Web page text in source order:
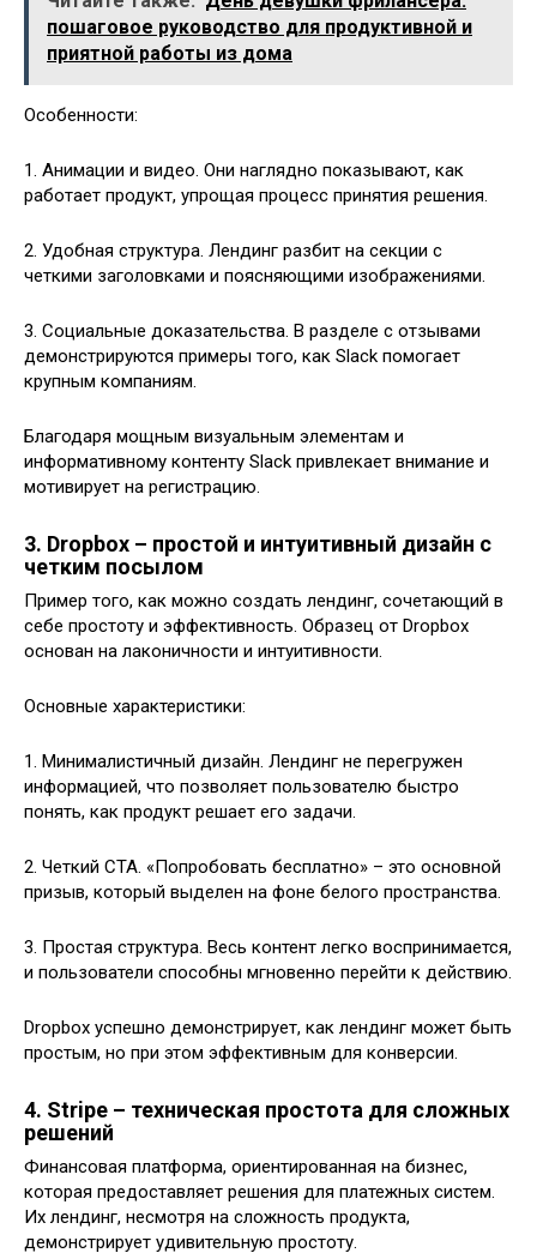
пошаговое руководство для продуктивной и
приятной работы из дома
Особенности:
1. Анимации и видео. Они наглядно показывают, как
работает продукт, упрощая процесс принятия решения.
2. Удобная структура. Лендинг разбит на секции с
четкими заголовками и поясняющими изображениями.
3. Социальные доказательства. В разделе с отзывами
демонстрируются примеры того, как Slack помогает
крупным компаниям.
Благодаря мощным визуальным элементам и
информативному контенту Slack привлекает внимание и
мотивирует на регистрацию.
3. Dropbox – простой и интуитивный дизайн с
четким посылом
Пример того, как можно создать лендинг, сочетающий в
себе простоту и эффективность. Образец от Dropbox
основан на лаконичности и интуитивности.
Основные характеристики:
1. Минималистичный дизайн. Лендинг не перегружен
информацией, что позволяет пользователю быстро
понять, как продукт решает его задачи.
2. Четкий CTA. «Попробовать бесплатно» – это основной
призыв, который выделен на фоне белого пространства.
3. Простая структура. Весь контент легко воспринимается,
и пользователи способны мгновенно перейти к действию.
Dropbox успешно демонстрирует, как лендинг может быть
простым, но при этом эффективным для конверсии.
4. Stripe – техническая простота для сложных
решений
Финансовая платформа, ориентированная на бизнес,
которая предоставляет решения для платежных систем.
Их лендинг, несмотря на сложность продукта,
демонстрирует удивительную простоту.